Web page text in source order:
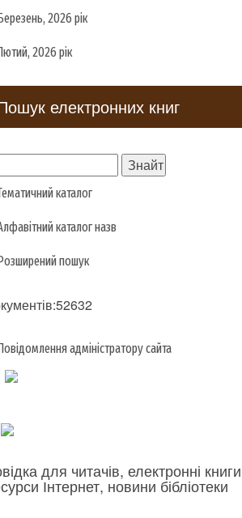
2026 рік
2026 рік
електронних книг
каталог
каталог назв
пошук
адміністратору сайта
для читачів, електронні
Інтернет, новини бібліотеки